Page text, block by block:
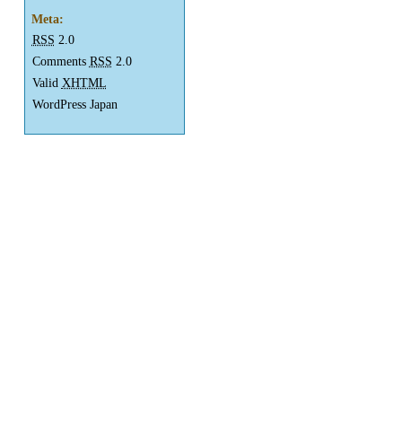
Meta:
RSS 2.0
Comments RSS 2.0
Valid XHTML
WordPress Japan